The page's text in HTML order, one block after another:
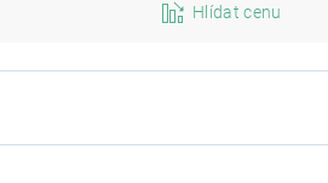
Hlídat cenu